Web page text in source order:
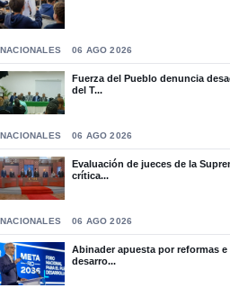
NACIONALES 06 AGO 2026
Fuerza del Pueblo denuncia
del T...
NACIONALES 06 AGO 2026
Evaluación de jueces de la
crítica...
NACIONALES 06 AGO 2026
Abinader apuesta por reformas
desarro...